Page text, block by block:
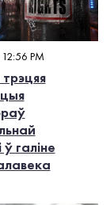
PM
галіне